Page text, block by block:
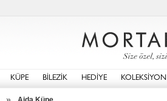
KÜPE BİLEZİK HEDİYE KOLEKSİYON